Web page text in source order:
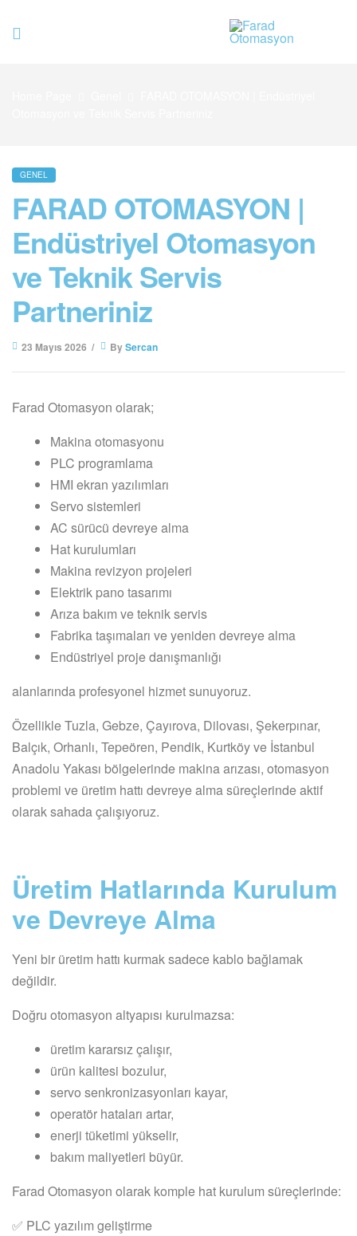
GENEL
FARAD OTOMASYON |
Endüstriyel Otomasyon
ve Teknik Servis
Partneriniz
23 Mayıs 2026 BySercan
Farad Otomasyon olarak;
Makina otomasyonu
PLC programlama
HMI ekran yazılımları
Servo sistemleri
AC sürücü devreye alma
Hat kurulumları
Makina revizyon projeleri
Elektrik pano tasarımı
Arıza bakım ve teknik servis
Fabrika taşımaları ve yeniden devreye alma
Endüstriyel proje danışmanlığı
alanlarında profesyonel hizmet sunuyoruz.
Özellikle Tuzla, Gebze, Çayırova, Dilovası, Şekerpınar,
Balçık, Orhanlı, Tepeören, Pendik, Kurtköy ve İstanbul
Anadolu Yakası bölgelerinde makina arızası, otomasyon
problemi ve üretim hattı devreye alma süreçlerinde aktif
olarak sahada çalışıyoruz.
Üretim Hatlarında Kurulum
ve Devreye Alma
Yeni bir üretim hattı kurmak sadece kablo bağlamak
değildir.
Doğru otomasyon altyapısı kurulmazsa:
üretim kararsız çalışır,
ürün kalitesi bozulur,
servo senkronizasyonları kayar,
operatör hataları artar,
enerji tüketimi yükselir,
bakım maliyetleri büyür.
Farad Otomasyon olarak komple hat kurulum süreçlerinde:
✅ PLC yazılım geliştirme